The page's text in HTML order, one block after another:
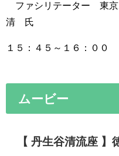
ファシリテーター 東
清 氏
１５：４５～１６：００
ムービー
【 丹生谷清流座 】